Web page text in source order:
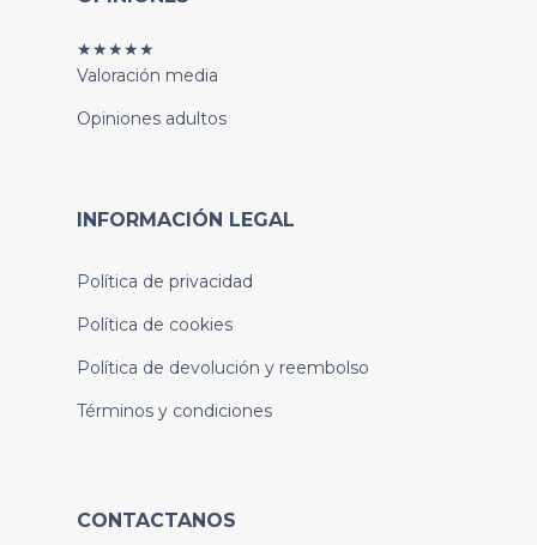
★★★★★
Valoración media
Opiniones adultos
INFORMACIÓN LEGAL
Política de privacidad
Política de cookies
Política de devolución y reembolso
Términos y condiciones
CONTACTANOS